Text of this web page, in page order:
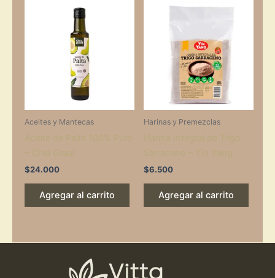
Aceites y Mantecas
$24.000
Agregar al carrito
Harinas y Premezclas
$6.500
Agregar al carrito